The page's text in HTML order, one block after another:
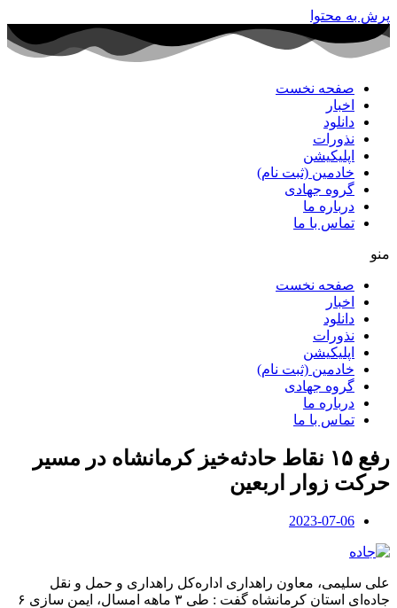
پرش به محتوا
صفحه نخست
اخبار
دانلود
نذورات
اپلیکیشن
خادمین (ثبت نام)
گروه جهادی
درباره ما
تماس با ما
منو
صفحه نخست
اخبار
دانلود
نذورات
اپلیکیشن
خادمین (ثبت نام)
گروه جهادی
درباره ما
تماس با ما
رفع ۱۵ نقاط حادثه‌خیز کرمانشاه در مسیر
حرکت زوار اربعین
2023-07-06
علی سلیمی، معاون راهداری اداره‌کل راهداری و حمل و نقل
جاده‌ای استان کرمانشاه گفت : طی ۳ ماهه امسال، ایمن سازی ۶